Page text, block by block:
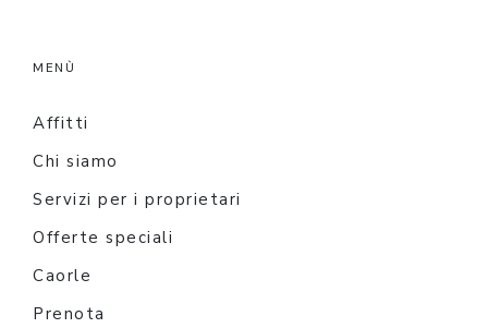
MENÙ
Affitti
Chi siamo
Servizi per i proprietari
Offerte speciali
Caorle
Prenota